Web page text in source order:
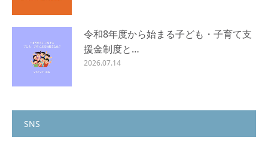
令和8年度から始まる子ども・子育て支
援金制度と…
2026.07.14
SNS